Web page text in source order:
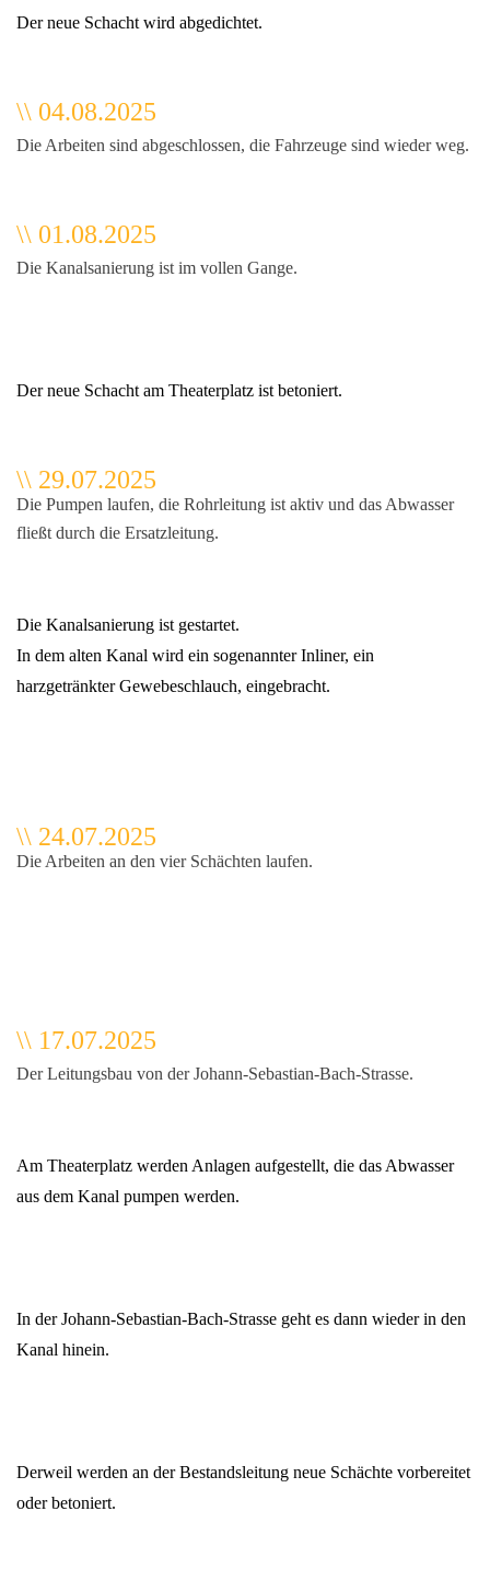
Der neue Schacht wird abgedichtet.
\\ 04.08.2025
Die Arbeiten sind abgeschlossen, die Fahrzeuge sind wieder weg.
\\ 01.08.2025
Die Kanalsanierung ist im vollen Gange.
Der neue Schacht am Theaterplatz ist betoniert.
\\ 29.07.2025
Die Pumpen laufen, die Rohrleitung ist aktiv und das Abwasser
fließt durch die Ersatzleitung.
Die Kanalsanierung ist gestartet.
In dem alten Kanal wird ein sogenannter Inliner, ein
harzgetränkter Gewebeschlauch, eingebracht.
\\ 24.07.2025
Die Arbeiten an den vier Schächten laufen.
\\ 17.07.2025
Der Leitungsbau von der Johann-Sebastian-Bach-Strasse.
Am Theaterplatz werden Anlagen aufgestellt, die das Abwasser
aus dem Kanal pumpen werden.
In der Johann-Sebastian-Bach-Strasse geht es dann wieder in den
Kanal hinein.
Derweil werden an der Bestandsleitung neue Schächte vorbereitet
oder betoniert.